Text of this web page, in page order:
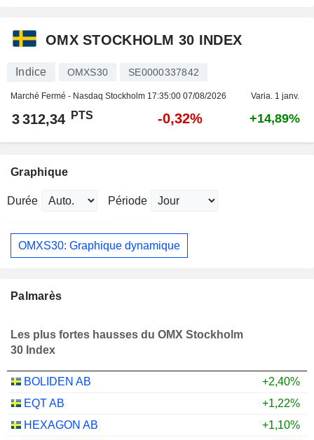
OMX STOCKHOLM 30 INDEX
Indice OMXS30 SE0000337842
Marché Fermé - Nasdaq Stockholm 17:35:00 07/08/2026 Varia. 1 janv.
3 312,34 PTS -0,32% +14,89%
Graphique
Durée Période
OMXS30: Graphique dynamique
Palmarès
Les plus fortes hausses du OMX Stockholm
30 Index
BOLIDEN AB
+2,40%
EQT AB
+1,22%
HEXAGON AB
+1,10%